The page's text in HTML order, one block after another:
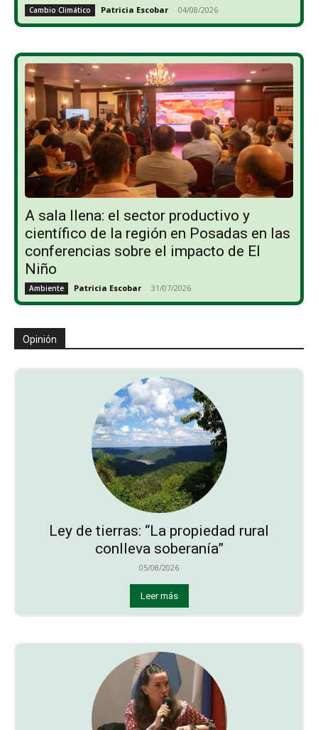
Cambio Climático Patricia Escobar - 04/08/2026
A sala llena: el sector productivo y
científico de la región en Posadas en las
conferencias sobre el impacto de El
Niño
Ambiente Patricia Escobar - 31/07/2026
Opinión
Ley de tierras: “La propiedad rural
conlleva soberanía”
05/08/2026
Leer más